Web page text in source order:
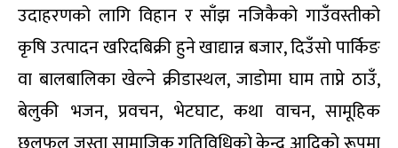
उदाहरणको लागि विहान र साँझ नजिकैको गाउँवस्तीको
कृषि उत्पादन खरिदबिक्री हुने खाद्यान्न बजार, दिउँसो पार्किङ
वा बालबालिका खेल्ने क्रीडास्थल, जाडोमा घाम ताप्ने ठाउँ,
बेलुकी भजन, प्रवचन, भेटघाट, कथा वाचन, सामूहिक